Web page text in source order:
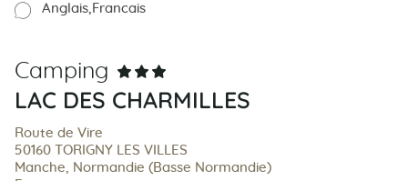
Anglais Francais
Camping
LAC DES CHARMILLES
Route de Vire
50160 TORIGNY LES VILLES
Manche, Normandie (Basse Normandie)